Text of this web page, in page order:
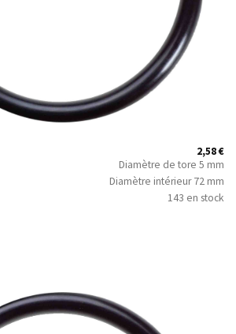
2,58€
Diamètre de tore 5 mm
Diamètre intérieur 72 mm
143 en stock